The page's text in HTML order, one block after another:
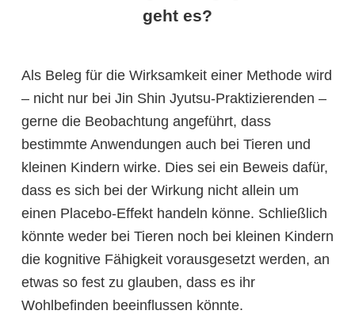
geht es?
Als Beleg für die Wirksamkeit einer Methode wird
– nicht nur bei Jin Shin Jyutsu-Praktizierenden –
gerne die Beobachtung angeführt, dass
bestimmte Anwendungen auch bei Tieren und
kleinen Kindern wirke. Dies sei ein Beweis dafür,
dass es sich bei der Wirkung nicht allein um
einen Placebo-Effekt handeln könne. Schließlich
könnte weder bei Tieren noch bei kleinen Kindern
die kognitive Fähigkeit vorausgesetzt werden, an
etwas so fest zu glauben, dass es ihr
Wohlbefinden beeinflussen könnte.